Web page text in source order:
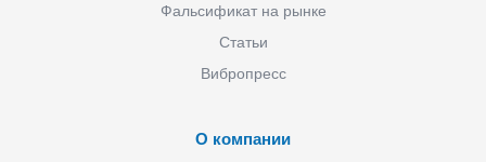
Фальсификат на рынке
Статьи
Вибропресс
О компании